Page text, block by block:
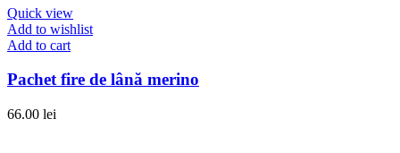
Quick view
Add to wishlist
Add to cart
Pachet fire de lână merino
66.00 lei